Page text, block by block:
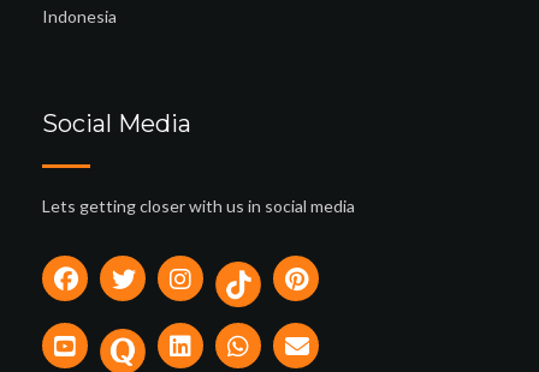
Indonesia
Social Media
Lets getting closer with us in social media